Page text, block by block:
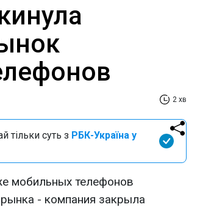
2 хв
тільки суть з РБК-Україна у
мобильных телефонов
- компания закрыла